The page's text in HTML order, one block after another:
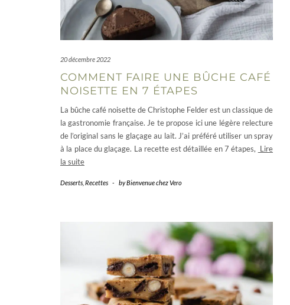
20 décembre 2022
COMMENT FAIRE UNE BÛCHE CAFÉ
NOISETTE EN 7 ÉTAPES
La bûche café noisette de Christophe Felder est un classique de
la gastronomie française. Je te propose ici une légère relecture
de l’original sans le glaçage au lait. J’ai préféré utiliser un spray
à la place du glaçage. La recette est détaillée en 7 étapes, Lire
la suite
Desserts Recettes - byBienvenue chez Vero